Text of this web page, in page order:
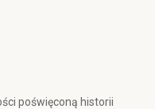
poświęconą historii